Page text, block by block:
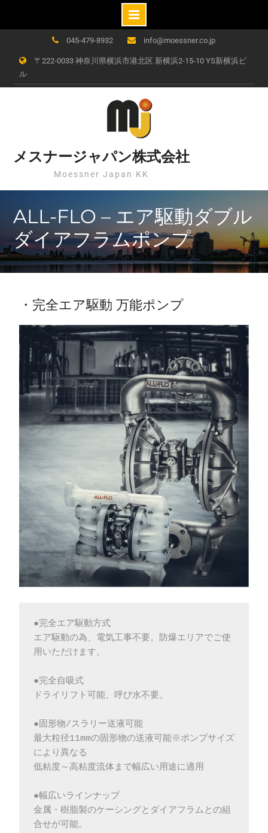
content
045-479-8932 info@moessner.co.jp
〒222-0033 神奈川県横浜市港北区 新横浜2-15-10 YS新横浜ビ
ル
メスナージャパン株式会社
Moessner Japan KK
ALL-FLO – エア駆動ダブル
ダイアフラムポンプ
・完全エア駆動 万能ポンプ
●完全エア駆動方式
エア駆動の為、電気工事不要。防爆エリアでご使
用いただけます。
●完全自吸式
ドライリフト可能、呼び水不要。
●固形物/スラリー送液可能
最大粒径11mmの固形物の送液可能※ポンプサイズ
により異なる
低粘度～高粘度流体まで幅広い用途に適用
●幅広いラインナップ
金属・樹脂製のケーシングとダイアフラムとの組
合せが可能。